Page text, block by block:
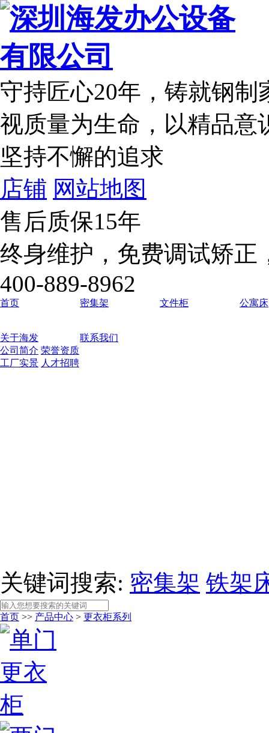
守持匠心20年 ，铸就钢
视质量为生命，以精品意
坚持不懈的追求
店铺 网站地图
售后质保15年
终身维护，免费调试矫正
400-889-8962
首页 密集架 文件柜 公寓床
关于海发
公司简介 荣誉资质
工厂实景 人才招聘
联系我们
关键词搜索: 密集架 铁架
首页 >> 产品中心 > 更衣柜系列